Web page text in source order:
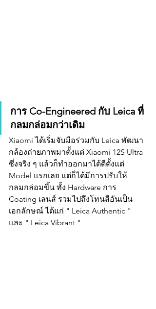
การ Co-Engineered กับ Leica ที่
กลมกล่อมกว่าเดิม
Xiaomi ได้เริ่มจับมือร่วมกับ Leica พัฒนา
กล้องถ่ายภาพมาตั้งแต่ Xiaomi 12S Ultra
ซึ่งจริง ๆ แล้วก็ทำออกมาได้ดีตั้งแต่
Model แรกเลย แต่ก็ได้มีการปรับให้
กลมกล่อมขึ้น ทั้ง Hardware การ
Coating เลนส์ รวมไปถึงโทนสีอันเป็น
เอกลักษณ์ ได้แก่ " Leica Authentic "
และ " Leica Vibrant "